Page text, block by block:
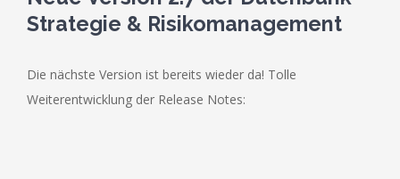
Strategie & Risikomanagement
Die nächste Version ist bereits wieder da! Tolle
Weiterentwicklung der Release Notes: